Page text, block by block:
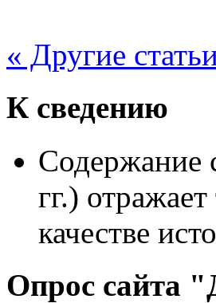
« Другие
К сведению
Содержание
гг.)
качестве
Опрос сайта